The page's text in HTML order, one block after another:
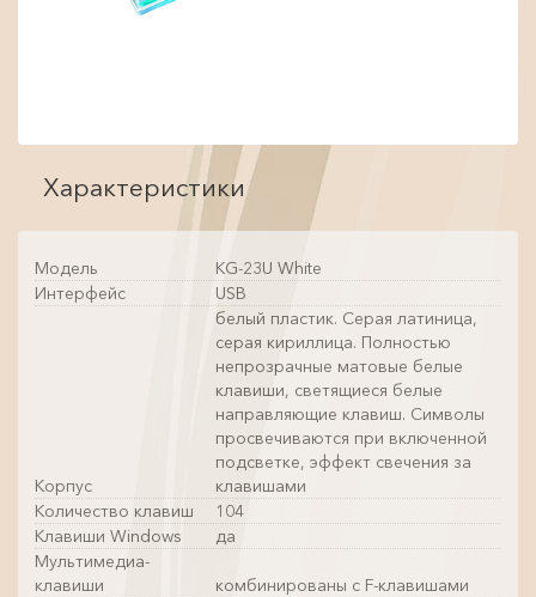
Характеристики
Модель
KG-23U White
Интерфейс
USB
Корпус
белый пластик. Серая латиница,
серая кириллица. Полностью
непрозрачные матовые белые
клавиши, светящиеся белые
направляющие клавиш. Символы
просвечиваются при включенной
подсветке, эффект свечения за
клавишами
Количество клавиш
104
Клавиши Windows
да
Мультимедиа-
клавиши
комбинированы с F-клавишами